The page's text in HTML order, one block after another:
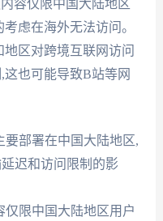
容仅限中国大陆地区
虑在海外无法访问。
区对跨境互联网访问
也可能导致B站等网
部署在中国大陆地区,
迟和访问限制的影
限中国大陆地区用户